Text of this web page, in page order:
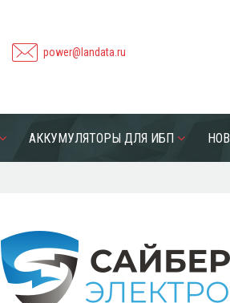
power@landata.ru
АККУМУЛЯТОРЫ ДЛЯ ИБП